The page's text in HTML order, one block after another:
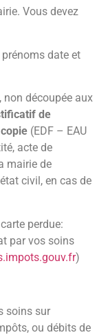
Vous devez
date et
, non découpée aux
de
(EDF – EAU
acte de
mairie de
civil, en cas de
perdue:
par vos soins
)
soins sur
ou débits de